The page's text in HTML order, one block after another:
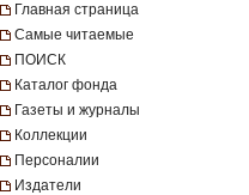
Главная страница
Самые читаемые
ПОИСК
Каталог фонда
Газеты и журналы
Коллекции
Персоналии
Издатели